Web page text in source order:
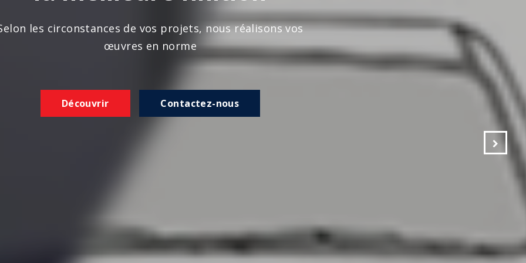
les circonstances de vos projets, nous réalisons vos
œuvres en norme
Découvrir Contactez-nous